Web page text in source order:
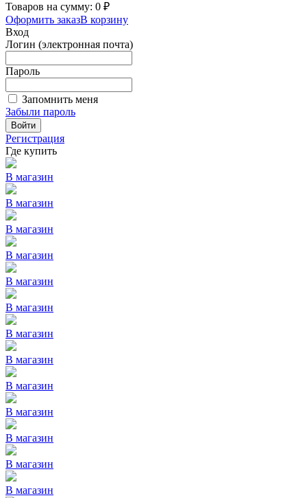
Товаров на сумму: 0 ₽
Оформить заказВ корзину
Вход
Логин (электронная почта)
Пароль
Запомнить меня
Забыли пароль
Войти
Регистрация
Где купить
В магазин
В магазин
В магазин
В магазин
В магазин
В магазин
В магазин
В магазин
В магазин
В магазин
В магазин
В магазин
В магазин